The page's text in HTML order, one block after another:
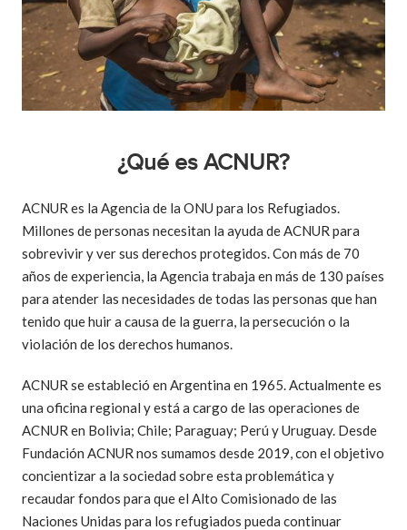
¿Qué es ACNUR?
ACNUR es la Agencia de la ONU para los Refugiados.
Millones de personas necesitan la ayuda de ACNUR para
sobrevivir y ver sus derechos protegidos. Con más de 70
años de experiencia, la Agencia trabaja en más de 130 países
para atender las necesidades de todas las personas que han
tenido que huir a causa de la guerra, la persecución o la
violación de los derechos humanos.
ACNUR se estableció en Argentina en 1965. Actualmente es
una oficina regional y está a cargo de las operaciones de
ACNUR en Bolivia; Chile; Paraguay; Perú y Uruguay. Desde
Fundación ACNUR nos sumamos desde 2019, con el objetivo
concientizar a la sociedad sobre esta problemática y
recaudar fondos para que el Alto Comisionado de las
Naciones Unidas para los refugiados pueda continuar